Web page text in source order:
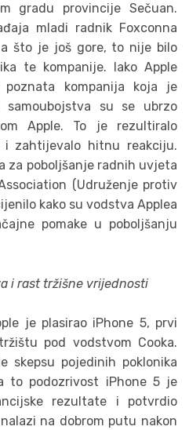
gradu provincije Sečuan.
mladi radnik Foxconna
što je još gore, to nije bilo
te kompanije. Iako Apple
kompanija koja je
samoubojstva su se ubrzo
Apple. To je rezultiralo
i zahtijevalo hitnu reakciju.
za poboljšanje radnih uvjeta
(Udruženje protiv
kako su vodstva Applea
pomake u poboljšanju
i rast tržišne vrijednosti
je plasirao iPhone 5, prvi
pod vodstvom Cooka.
skepsu pojedinih poklonika
to podozrivost iPhone 5 je
rezultate i potvrdio
na dobrom putu nakon